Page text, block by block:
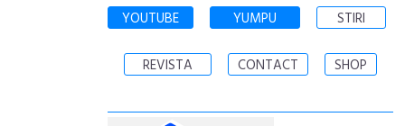
YOUTUBE YUMPU STIRI
REVISTA CONTACT SHOP